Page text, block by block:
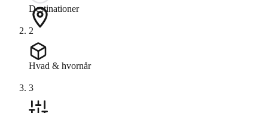
Destinationer
2
Hvad & hvornår
3